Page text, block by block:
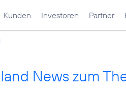
Kunden Investoren Partner
News zum